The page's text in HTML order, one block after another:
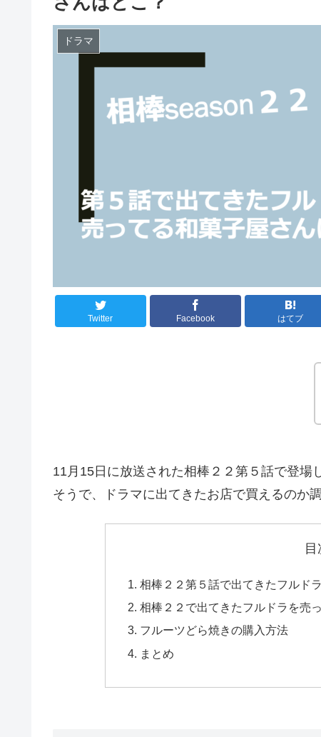
ドラマ
Twitter Facebook はてブ
11月15日に放送された相棒２２第５話で登場
そうで、ドラマに出てきたお店で買えるのか
目
相棒２２第５話で出てきたフルド
相棒２２で出てきたフルドラを売
フルーツどら焼きの購入方法
まとめ